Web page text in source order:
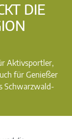
DIE
Aktivsportler,
für Genießer
Schwarzwald-